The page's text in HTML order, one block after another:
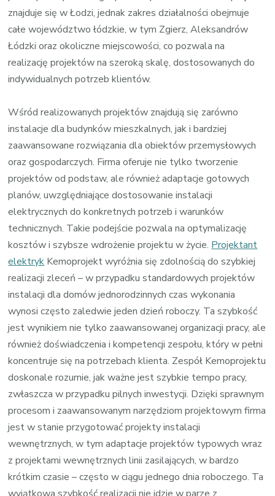
znajduje się w Łodzi, jednak zakres działalności obejmuje
całe województwo łódzkie, w tym Zgierz, Aleksandrów
Łódzki oraz okoliczne miejscowości, co pozwala na
realizację projektów na szeroką skalę, dostosowanych do
indywidualnych potrzeb klientów.
Wśród realizowanych projektów znajdują się zarówno
instalacje dla budynków mieszkalnych, jak i bardziej
zaawansowane rozwiązania dla obiektów przemysłowych
oraz gospodarczych. Firma oferuje nie tylko tworzenie
projektów od podstaw, ale również adaptacje gotowych
planów, uwzględniające dostosowanie instalacji
elektrycznych do konkretnych potrzeb i warunków
technicznych. Takie podejście pozwala na optymalizację
kosztów i szybsze wdrożenie projektu w życie. Projektant
elektryk Kemoprojekt wyróżnia się zdolnością do szybkiej
realizacji zleceń – w przypadku standardowych projektów
instalacji dla domów jednorodzinnych czas wykonania
wynosi często zaledwie jeden dzień roboczy. Ta szybkość
jest wynikiem nie tylko zaawansowanej organizacji pracy, ale
również doświadczenia i kompetencji zespołu, który w pełni
koncentruje się na potrzebach klienta. Zespół Kemoprojektu
doskonale rozumie, jak ważne jest szybkie tempo pracy,
zwłaszcza w przypadku pilnych inwestycji. Dzięki sprawnym
procesom i zaawansowanym narzędziom projektowym firma
jest w stanie przygotować projekty instalacji
wewnętrznych, w tym adaptacje projektów typowych wraz
z projektami wewnętrznych linii zasilających, w bardzo
krótkim czasie – często w ciągu jednego dnia roboczego. Ta